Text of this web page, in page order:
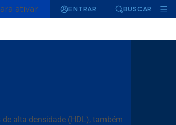
ativar ENTRAR BUSCAR
alta densidade (HDL), também